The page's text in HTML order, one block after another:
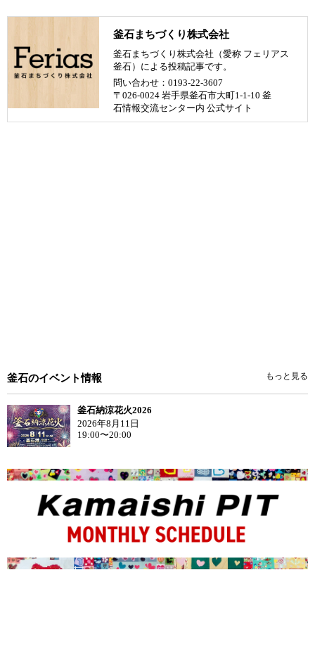
釜石まちづくり株式会社
釜石まちづくり株式会社（愛称 フェリアス
釜石）による投稿記事です。
問い合わせ：0193-22-3607
〒026-0024 岩手県釜石市大町1-1-10 釜
石情報交流センター内 公式サイト
釜石のイベント情報 もっと見る
釜石納涼花火2026
2026年8月11日
19:00〜20:00